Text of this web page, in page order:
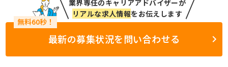
業界専任のキャリアアドバイザーが
リアルな求人情報をお伝えします
最新の募集状況を問い合わせる